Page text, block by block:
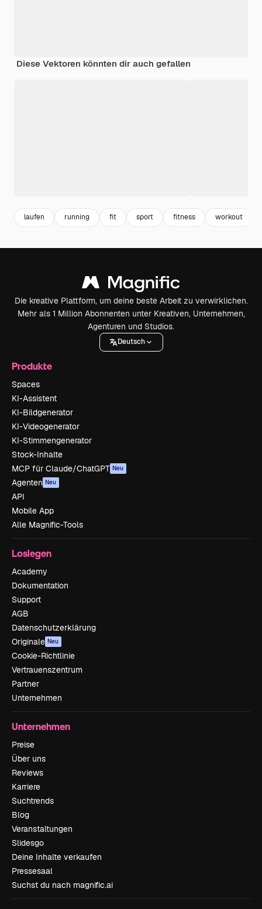
Diese Vektoren könnten dir auch gefallen
laufen running fit sport fitness workout
Die kreative Plattform, um deine beste Arbeit zu verwirklichen.
Mehr als 1 Million Abonnenten unter Kreativen, Unternehmen,
Agenturen und Studios.
Deutsch
Produkte
Spaces
KI-Assistent
KI-Bildgenerator
KI-Videogenerator
KI-Stimmengenerator
Stock-Inhalte
MCP für Claude/ChatGPT Neu
Agenten Neu
API
Mobile App
Alle Magnific-Tools
Loslegen
Academy
Dokumentation
Support
AGB
Datenschutzerklärung
Originale Neu
Cookie-Richtlinie
Vertrauenszentrum
Partner
Unternehmen
Unternehmen
Preise
Über uns
Reviews
Karriere
Suchtrends
Blog
Veranstaltungen
Slidesgo
Deine Inhalte verkaufen
Pressesaal
Suchst du nach magnific.ai